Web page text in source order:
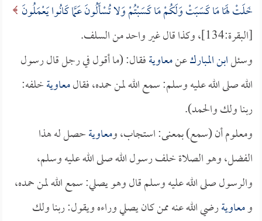
خَلَتْ لَهَا مَا كَسَبَتْ وَلَكُمْ مَا كَسَبْتُمْ وَلا تُسْأَلُونَ عَمَّا كَانُوا يَعْمَلُونَ
[البقرة:134]، وكذا قال غير واحد من السلف.
وسئلابن المباركعنمعاويةفقال: (ما أقول في رجل قال رسول
الله صلى الله عليه وسلم: سمع الله لمن حمده، فقالمعاويةخلفه:
ربنا ولك والحمد).
ومعلوم أن (سمع) بمعنى: استجاب، ومعاويةحصل له هذا
الفضل، وهو الصلاة خلف رسول الله صلى الله عليه وسلم،
والرسول صلى الله عليه وسلم قال وهو يصلي: سمع الله لمن حمده،
ومعاويةرضي الله عنه ممن كان يصلي وراءه ويقول: ربنا ولك